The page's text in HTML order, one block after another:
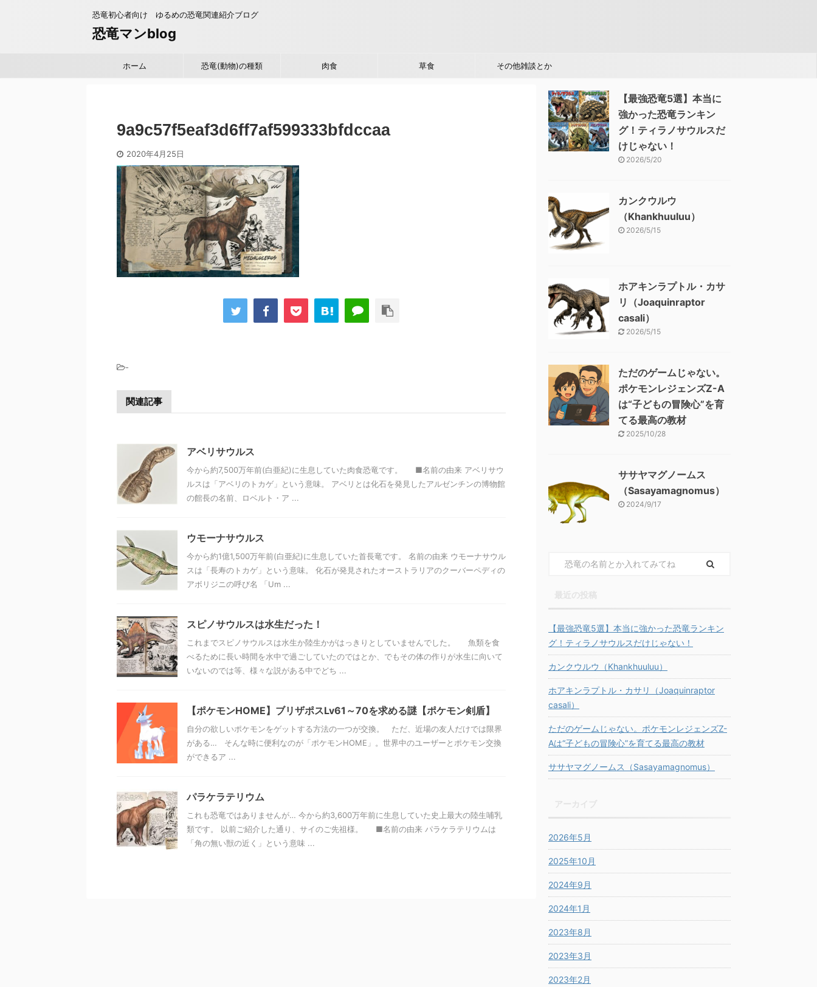
恐竜初心者向け ゆるめの恐竜関連紹介ブログ
恐竜マンblog
ホーム 恐竜(動物)の種類 肉食 草食 その他雑談とか
9a9c57f5eaf3d6ff7af599333bfdccaa
2020年4月25日
-
関連記事
アベリサウルス
今から約7,500万年前(白亜紀)に生息していた肉食恐竜です。 ■名前の由来 アベリサウ
ルスは「アベリのトカゲ」という意味。 アベリとは化石を発見したアルゼンチンの博物館
の館長の名前、ロベルト・ア ...
ウモーナサウルス
今から約1億1,500万年前(白亜紀)に生息していた首長竜です。 名前の由来 ウモーナサウル
スは「長寿のトカゲ」という意味。 化石が発見されたオーストラリアのクーバーペディの
アボリジニの呼び名 「Um ...
スピノサウルスは水生だった！
これまでスピノサウルスは水生か陸生かがはっきりとしていませんでした。 魚類を食
べるために長い時間を水中で過ごしていたのではとか、でもその体の作りが水生に向いて
いないのでは等、様々な説がある中でどち ...
【ポケモンHOME】ブリザポスLv61～70を求める謎【ポケモン剣盾】
自分の欲しいポケモンをゲットする方法の一つが交換。 ただ、近場の友人だけでは限界
がある… そんな時に便利なのが「ポケモンHOME」。世界中のユーザーとポケモン交換
ができるア ...
パラケラテリウム
これも恐竜ではありませんが… 今から約3,600万年前に生息していた史上最大の陸生哺乳
類です。 以前ご紹介した通り、サイのご先祖様。 ■名前の由来 パラケラテリウムは
「角の無い獣の近く」という意味 ...
【最強恐竜5選】本当に
強かった恐竜ランキン
グ！ティラノサウルスだ
けじゃない！
2026/5/20
カンクウルウ
（Khankhuuluu）
2026/5/15
ホアキンラプトル・カサ
リ（Joaquinraptor
casali）
2026/5/15
ただのゲームじゃない。
ポケモンレジェンズZ-A
は“子どもの冒険心”を育
てる最高の教材
2025/10/28
ササヤマグノームス
（Sasayamagnomus）
2024/9/17
【最強恐竜5選】本当に強かった恐竜ランキン
グ！ティラノサウルスだけじゃない！
カンクウルウ（Khankhuuluu）
ホアキンラプトル・カサリ（Joaquinraptor
casali）
ただのゲームじゃない。ポケモンレジェンズZ-
Aは“子どもの冒険心”を育てる最高の教材
ササヤマグノームス（Sasayamagnomus）
2026年5月
2025年10月
2024年9月
2024年1月
2023年8月
2023年3月
2023年2月